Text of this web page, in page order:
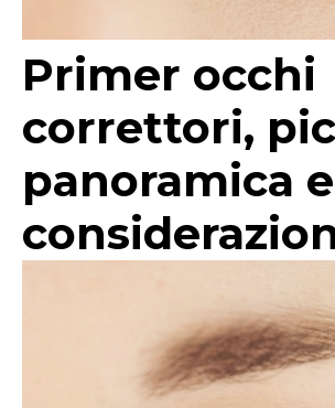
Primer occhi
correttori,
panoramica e